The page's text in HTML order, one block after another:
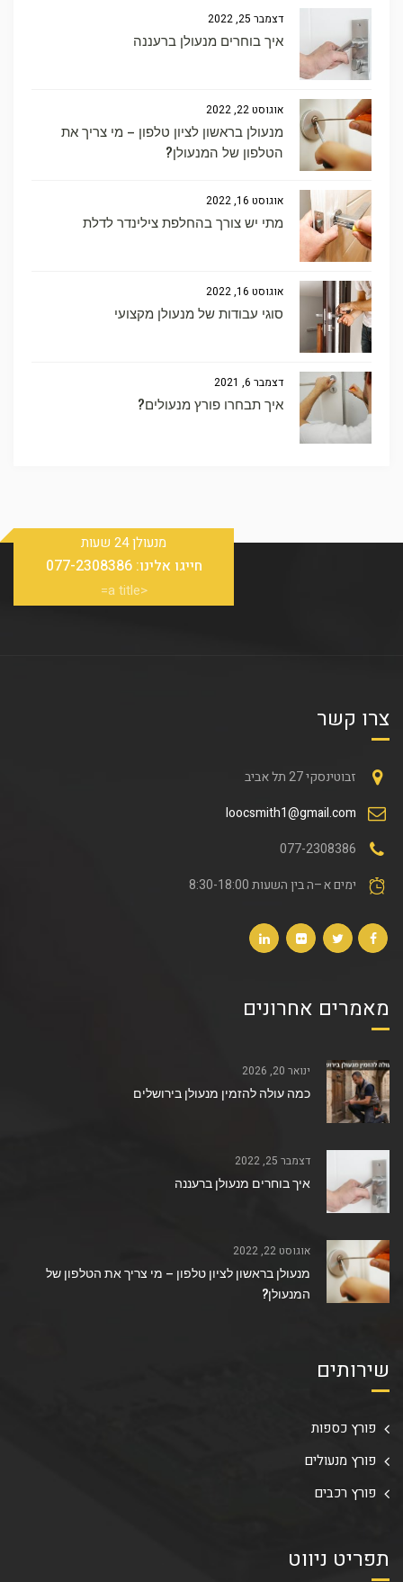
דצמבר 25, 2022
איך בוחרים מנעולן ברעננה
אוגוסט 22, 2022
מנעולן בראשון לציון טלפון – מי צריך את
הטלפון של המנעולן?
אוגוסט 16, 2022
מתי יש צורך בהחלפת צילינדר לדלת
אוגוסט 16, 2022
סוגי עבודות של מנעולן מקצועי
דצמבר 6, 2021
איך תבחרו פורץ מנעולים?
מנעולן 24 שעות
חייגו אלינו:077-2308386
<a title=
צרו קשר
זבוטינסקי 27 תל אביב
loocsmith1@gmail.com
077-2308386
ימים א–ה בין השעות 8:30-18:00
מאמרים אחרונים
ינואר 20, 2026
כמה עולה להזמין מנעולן בירושלים
דצמבר 25, 2022
איך בוחרים מנעולן ברעננה
אוגוסט 22, 2022
מנעולן בראשון לציון טלפון – מי צריך את הטלפון של
המנעולן?
שירותים
פורץ כספות
פורץ מנעולים
פורץ רכבים
תפריט ניווט